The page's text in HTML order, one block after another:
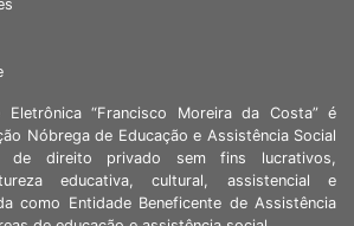
“Francisco Moreira da Costa” é
Nóbrega de Educação e Assistência Social
de direito privado sem fins lucrativos,
educativa, cultural, assistencial e